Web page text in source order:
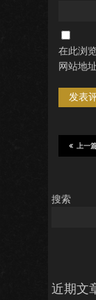
在此浏
网站地
上一
搜索
近期文